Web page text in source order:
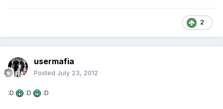
2
usermafia
Posted July 23, 2012
:D :D :D